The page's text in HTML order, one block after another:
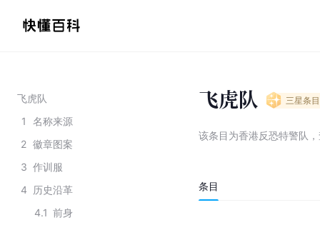
飞虎队
1
名称来源
2 徽章图案
3 作训服
4
历史沿革
4.1 前身
飞虎队 三星条目
该条目为香港反恐特警队 ，
条目